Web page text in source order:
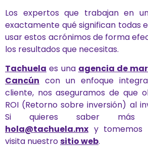
Los expertos que trabajan en
exactamente qué significan todas
usar estos acrónimos de forma
los resultados que necesitas.
Tachuela es una agencia de
Cancún con un enfoque
cliente, nos aseguramos de que
ROI (Retorno sobre inversión) al
Si quieres saber más
hola@tachuela.mx y tomemos
visita nuestrositio web.